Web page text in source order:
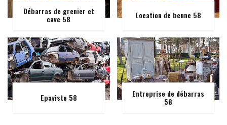
Débarras de grenier et
cave 58 Location de benne 58
Epaviste 58 Entreprise de débarras
58